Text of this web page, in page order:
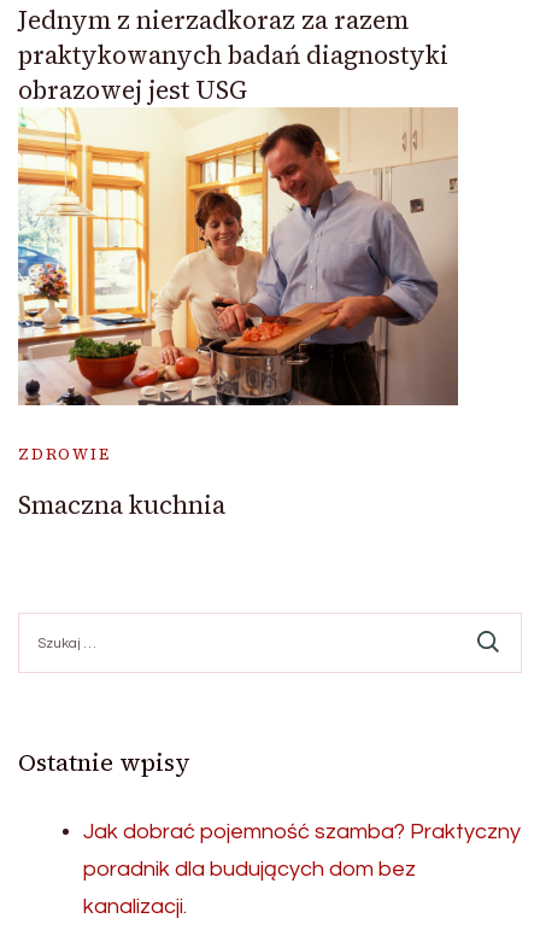
Jednym z nierzadkoraz za razem
praktykowanych badań diagnostyki
obrazowej jest USG
ZDROWIE
Smaczna kuchnia
Ostatnie wpisy
Jak dobrać pojemność szamba? Praktyczny
poradnik dla budujących dom bez
kanalizacji.